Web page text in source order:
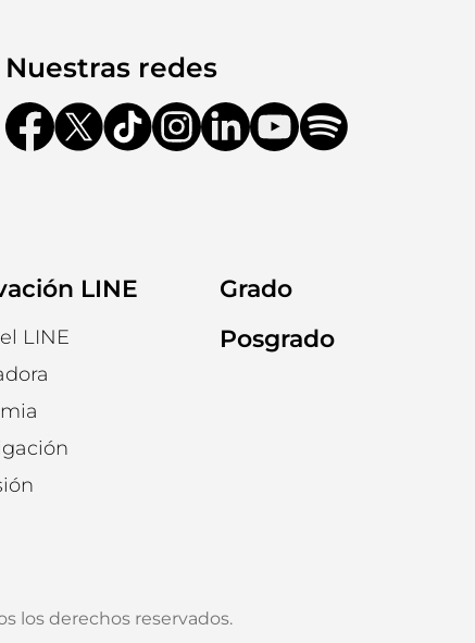
Nuestras redes
LINE
LINE
Grado
Posgrado
los derechos reservados.